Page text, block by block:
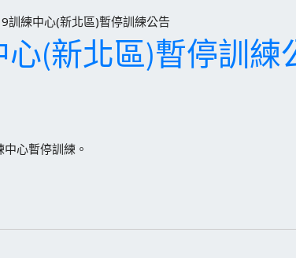
訓練中心(新北區)暫停訓練公告
心(新北區)暫停訓練
心暫停訓練。